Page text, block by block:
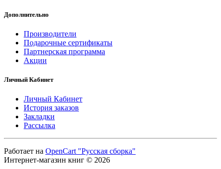
Дополнительно
Производители
Подарочные сертификаты
Партнерская программа
Акции
Личный Кабинет
Личный Кабинет
История заказов
Закладки
Рассылка
Работает на OpenCart "Русская сборка"
Интернет-магазин книг © 2026